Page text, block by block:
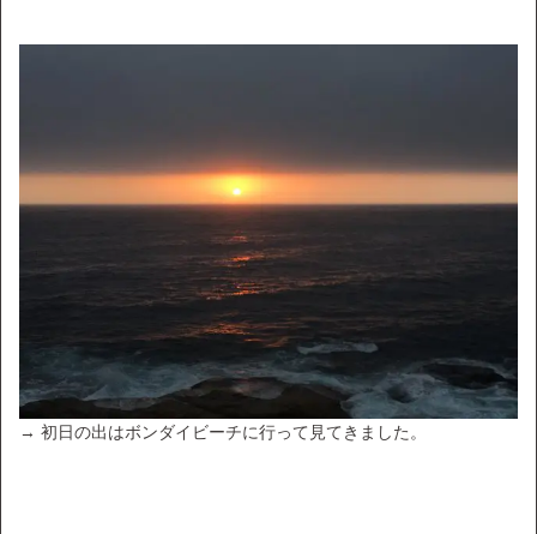
→ 初日の出はボンダイビーチに行って見てきました。